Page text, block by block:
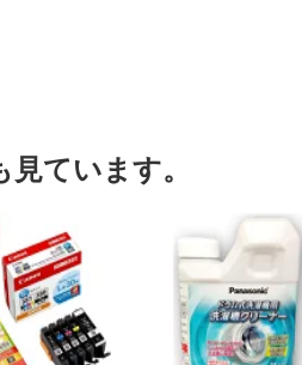
ています。